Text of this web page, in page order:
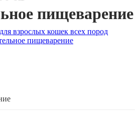
пищеварение